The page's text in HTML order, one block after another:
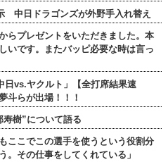
中日ドラゴンズが外野手入れ替え
らプレゼントをいただきました。本
いです。またバッピ必要な時は言っ
vs.ヤクルト」【全打席結果速
らが出場！！！
樹”について語る
ここでこの選手を使うという役割分
。その仕事をしてくれている」